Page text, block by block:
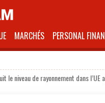
MARCHÉS PERSONAL
le niveau de rayonnement dans